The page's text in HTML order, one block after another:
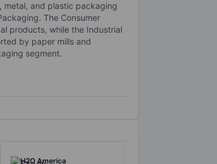
metal, and plastic packaging
The Consumer
products, while the Industrial
by paper mills and
segment.
H2O America